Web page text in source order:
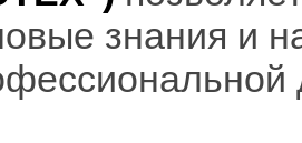
знания и